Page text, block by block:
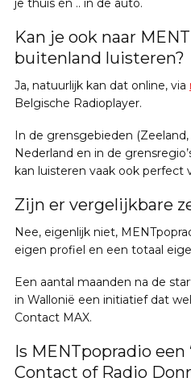
je thuis én .. in de auto.
Kan je ook naar
buitenland luisteren?
Ja, natuurlijk kan dat online, via
Belgische Radioplayer.
In de grensgebieden
Nederland en in de
kan luisteren vaak ook perfect
Zijn er vergelijkbare
Nee, eigenlijk niet,
eigen profiel en een totaal
Een aantal maanden na de
in Wallonië een initiatief dat
Contact MAX.
Is MENTpopradio een
Contact of Radio